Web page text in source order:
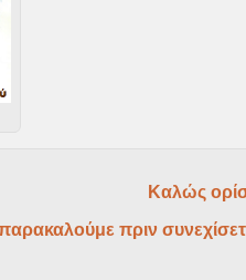
Καλώς
πριν